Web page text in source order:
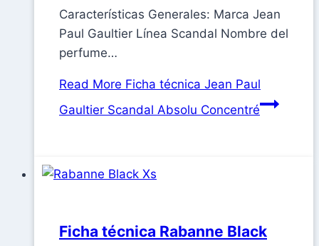
Características Generales: Marca Jean
Paul Gaultier Línea Scandal Nombre del
perfume…
Read More Ficha técnica Jean Paul
Gaultier Scandal Absolu Concentré
Ficha técnica Rabanne Black